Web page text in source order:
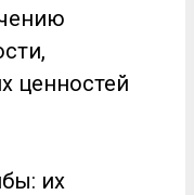
ценностей
их